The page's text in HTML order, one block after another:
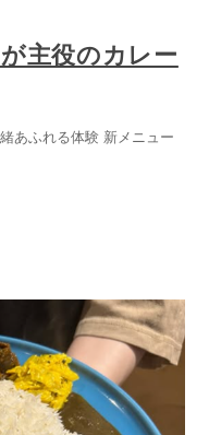
主役のカレー
あふれる体験 新メニュー